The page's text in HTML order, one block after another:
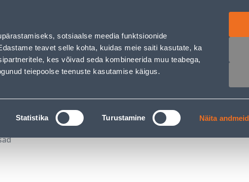
sotsiaalse meedia funktsioonide
teavet selle kohta, kuidas meie saiti kasutate, ka
kes võivad seda kombineerida muu teabega,
teiepoolse teenuste kasutamise käigus.
Statistika Turustamine Näita andmeid
Karjäärileht
OTSI Logi sisse
TÖÖRIISTALAENUTUS JÄRELMAKS